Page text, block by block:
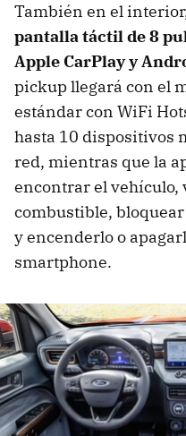
También en el
pantalla táctil de 8
Apple CarPlay y
pickup llegará con el
estándar con WiFi
hasta 10 dispositivos
red, mientras que la
encontrar el vehículo,
combustible,
y encenderlo o
smartphone.